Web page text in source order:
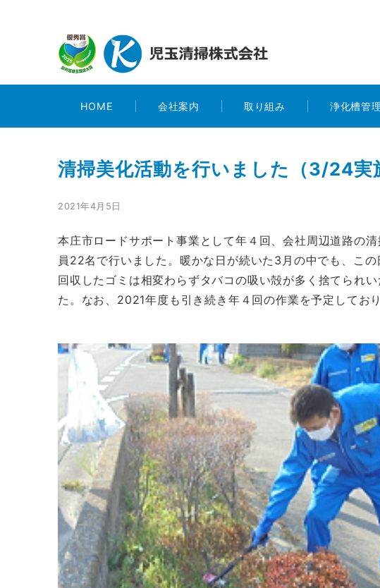
HOME 会社案内 取り組み 浄化槽管理
清掃美化活動を行いました（3/24実
2021年4月5日
本庄市ロードサポート事業として年４回、会社周辺道路の
員22名で行いました。暖かな日が続いた3月の中でも、こ
回収したゴミは相変わらずタバコの吸い殻が多く捨てられ
た。なお、2021年度も引き続き年４回の作業を予定しており